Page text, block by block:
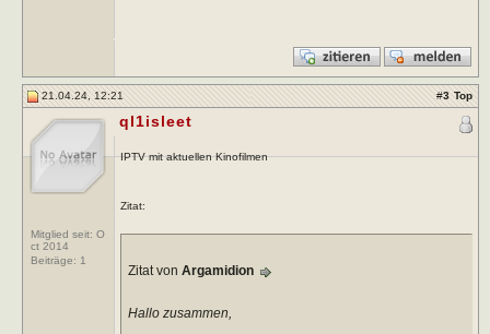
21.04.24, 12:21 #3 Top
Mitglied seit: O
ct 2014
Beiträge: 1
ql1isleet
IPTV mit aktuellen Kinofilmen
Zitat:
Zitat von Argamidion
Hallo zusammen,